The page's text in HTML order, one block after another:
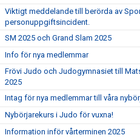
Viktigt meddelande till berörda av
personuppgiftsincident.
SM 2025 och Grand Slam 2025
Info för nya medlemmar
Frövi Judo och Judogymnasiet till
2025
Intag för nya medlemmar till våra
Nybörjarekurs i Judo för vuxna!
Information inför vårterminen 2025